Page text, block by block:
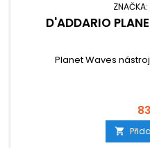
ZNAČKA:
D'ADDARIO
Planet Waves
